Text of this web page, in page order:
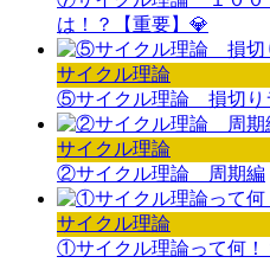
は！？【重要】💎
サイクル理論
⑤サイクル理論 損切り
サイクル理論
②サイクル理論 周期編
サイクル理論
①サイクル理論って何！